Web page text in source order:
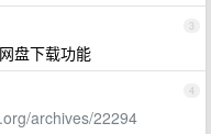
3
盘下载功能
4
archives/22294